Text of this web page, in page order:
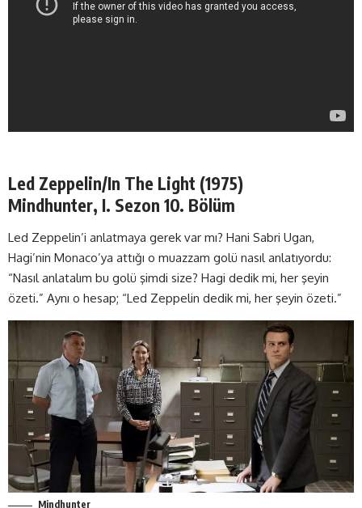
Led Zeppelin/In The Light (1975)
Mindhunter, I. Sezon 10. Bölüm
Led Zeppelin’i anlatmaya gerek var mı? Hani Sabri Ugan,
Hagi’nin Monaco’ya attığı o muazzam golü nasıl anlatıyordu:
“Nasıl anlatalım bu golü şimdi size? Hagi dedik mi, her şeyin
özeti.” Aynı o hesap; “Led Zeppelin dedik mi, her şeyin özeti.”
Mindhunter